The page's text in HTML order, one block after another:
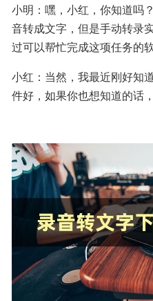
小明：嘿，小红，你知道吗
音转成文字，但是手动转录
过可以帮忙完成这项任务的
小红：当然，我最近刚好知
件好，如果你也想知道的话